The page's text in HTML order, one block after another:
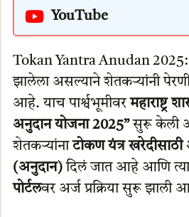
YouTube
Tokan Yantra Anudan 2025:
झालेला असल्याने शेतकऱ्यांनी
आहे. याच पार्श्वभूमीवरमहाराष्ट्र
अनुदान योजना 2025”सुरू केली
शेतकऱ्यांनाटोकण यंत्र खरेदीसाठी
(अनुदान)दिलं जात आहे आणि
पोर्टलवर अर्ज प्रक्रिया सुरू झाली